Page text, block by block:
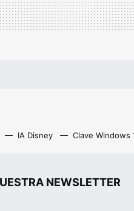
IA Disney Clave Windows
NEWSLETTER